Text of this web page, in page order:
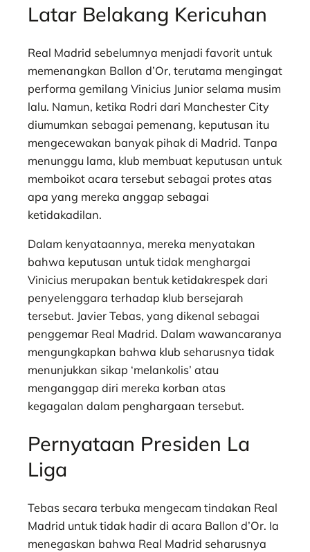
Latar Belakang Kericuhan
Real Madrid sebelumnya menjadi favorit untuk
memenangkan Ballon d’Or, terutama mengingat
performa gemilang Vinicius Junior selama musim
lalu. Namun, ketika Rodri dari Manchester City
diumumkan sebagai pemenang, keputusan itu
mengecewakan banyak pihak di Madrid. Tanpa
menunggu lama, klub membuat keputusan untuk
memboikot acara tersebut sebagai protes atas
apa yang mereka anggap sebagai
ketidakadilan.
Dalam kenyataannya, mereka menyatakan
bahwa keputusan untuk tidak menghargai
Vinicius merupakan bentuk ketidakrespek dari
penyelenggara terhadap klub bersejarah
tersebut. Javier Tebas, yang dikenal sebagai
penggemar Real Madrid. Dalam wawancaranya
mengungkapkan bahwa klub seharusnya tidak
menunjukkan sikap ‘melankolis’ atau
menganggap diri mereka korban atas
kegagalan dalam penghargaan tersebut.
Pernyataan Presiden La
Liga
​Tebas secara terbuka mengecam tindakan Real
Madrid untuk tidak hadir di acara Ballon d’Or.​ Ia
menegaskan bahwa Real Madrid seharusnya